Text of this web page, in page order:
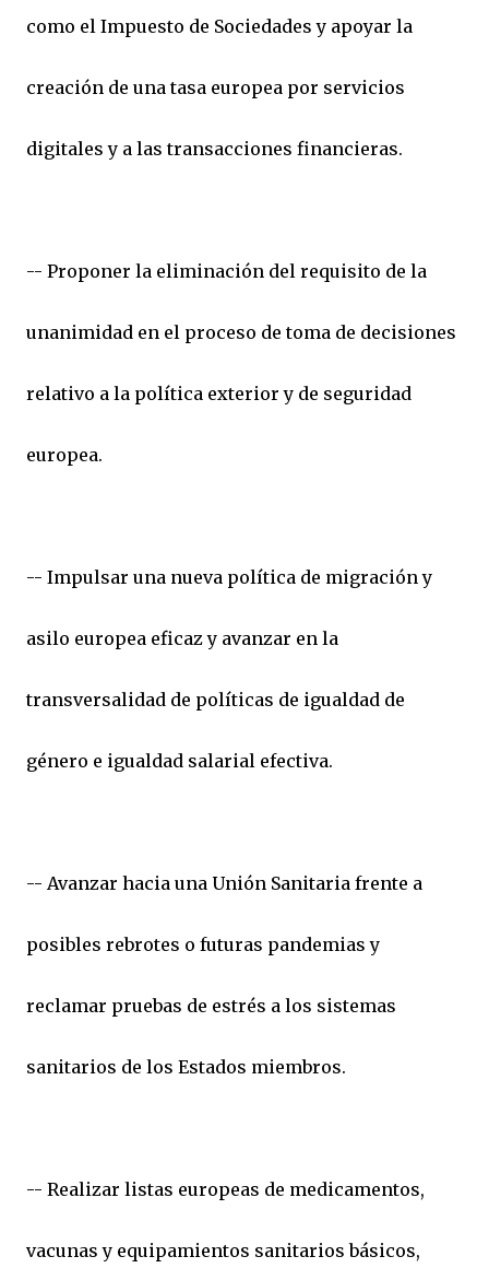
como el Impuesto de Sociedades y apoyar la
creación de una tasa europea por servicios
digitales y a las transacciones financieras.
-- Proponer la eliminación del requisito de la
unanimidad en el proceso de toma de decisiones
relativo a la política exterior y de seguridad
europea.
-- Impulsar una nueva política de migración y
asilo europea eficaz y avanzar en la
transversalidad de políticas de igualdad de
género e igualdad salarial efectiva.
-- Avanzar hacia una Unión Sanitaria frente a
posibles rebrotes o futuras pandemias y
reclamar pruebas de estrés a los sistemas
sanitarios de los Estados miembros.
-- Realizar listas europeas de medicamentos,
vacunas y equipamientos sanitarios básicos,